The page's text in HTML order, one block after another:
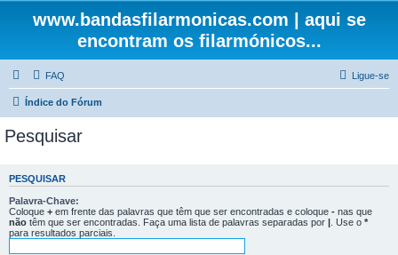
www.bandasfilarmonicas.com | aqui se
encontram os filarmónicos...
FAQ Ligue-se
Índice do Fórum
Pesquisar
PESQUISAR
Palavra-Chave:
Coloque + em frente das palavras que têm que ser encontradas e coloque - nas que
não têm que ser encontradas. Faça uma lista de palavras separadas por | . Use o *
para resultados parciais.